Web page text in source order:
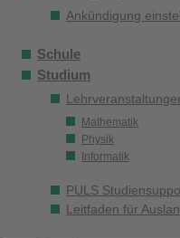
Ankündigung
Schule
Studium
Mathematik
Physik
Informatik
PULS
Leitfaden für